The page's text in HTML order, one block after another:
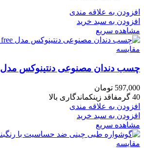
افزودن به علاقه مندی
افزودن به سبد خرید
مشاهده سریع
مقایسه
چسب دندان مصنوعی دنتینوکس مدل zinc free
597,000 تومان
40 گرمفاقد زینکماندگاری بالا
افزودن به علاقه مندی
افزودن به سبد خرید
مشاهده سریع
مقایسه